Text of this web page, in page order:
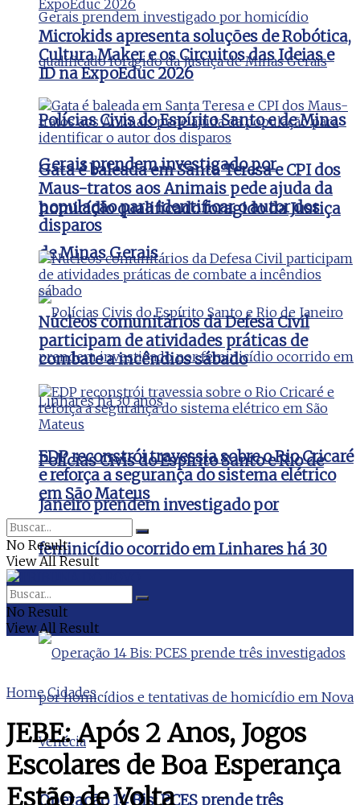
Polícias Civis do Espírito Santo e de Minas
Gerais prendem investigado por
homicídio qualificado foragido da Justiça
de Minas Gerais
Polícias Civis do Espírito Santo e Rio de
Janeiro prendem investigado por
feminicídio ocorrido em Linhares há 30
anos
Operação 14 Bis: PCES prende três
Microkids apresenta soluções de Robótica,
Cultura Maker e os Circuitos das Ideias e
ID na ExpoEduc 2026
Gata é baleada em Santa Teresa e CPI dos
Maus-tratos aos Animais pede ajuda da
população para identificar o autor dos
disparos
Núcleos comunitários da Defesa Civil
participam de atividades práticas de
combate a incêndios sábado
EDP reconstrói travessia sobre o Rio Cricaré
e reforça a segurança do sistema elétrico
em São Mateus
No Result
View All Result
No Result
View All Result
Home Cidades
JEBE: Após 2 Anos, Jogos
Escolares de Boa Esperança
Estão de Volta